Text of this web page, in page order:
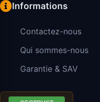
Informations
Contactez-nous
Qui sommes-nous
Garantie & SAV